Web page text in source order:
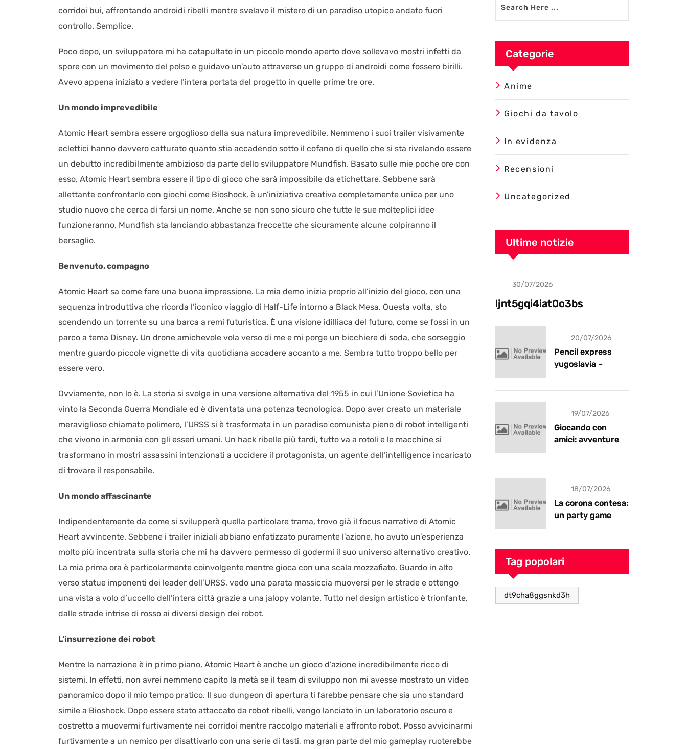
corridoi bui, affrontando androidi ribelli mentre svelavo il mistero di un paradiso utopico andato fuori
controllo. Semplice.
Poco dopo, un sviluppatore mi ha catapultato in un piccolo mondo aperto dove sollevavo mostri infetti da
spore con un movimento del polso e guidavo un’auto attraverso un gruppo di androidi come fossero birilli.
Avevo appena iniziato a vedere l’intera portata del progetto in quelle prime tre ore.
Un mondo imprevedibile
Atomic Heart sembra essere orgoglioso della sua natura imprevedibile. Nemmeno i suoi trailer visivamente
eclettici hanno davvero catturato quanto stia accadendo sotto il cofano di quello che si sta rivelando essere
un debutto incredibilmente ambizioso da parte dello sviluppatore Mundfish. Basato sulle mie poche ore con
esso, Atomic Heart sembra essere il tipo di gioco che sarà impossibile da etichettare. Sebbene sarà
allettante confrontarlo con giochi come Bioshock, è un’iniziativa creativa completamente unica per uno
studio nuovo che cerca di farsi un nome. Anche se non sono sicuro che tutte le sue molteplici idee
funzioneranno, Mundfish sta lanciando abbastanza freccette che sicuramente alcune colpiranno il
bersaglio.
Benvenuto, compagno
Atomic Heart sa come fare una buona impressione. La mia demo inizia proprio all’inizio del gioco, con una
sequenza introduttiva che ricorda l’iconico viaggio di Half-Life intorno a Black Mesa. Questa volta, sto
scendendo un torrente su una barca a remi futuristica. È una visione idilliaca del futuro, come se fossi in un
parco a tema Disney. Un drone amichevole vola verso di me e mi porge un bicchiere di soda, che sorseggio
mentre guardo piccole vignette di vita quotidiana accadere accanto a me. Sembra tutto troppo bello per
essere vero.
Ovviamente, non lo è. La storia si svolge in una versione alternativa del 1955 in cui l’Unione Sovietica ha
vinto la Seconda Guerra Mondiale ed è diventata una potenza tecnologica. Dopo aver creato un materiale
meraviglioso chiamato polimero, l’URSS si è trasformata in un paradiso comunista pieno di robot intelligenti
che vivono in armonia con gli esseri umani. Un hack ribelle più tardi, tutto va a rotoli e le macchine si
trasformano in mostri assassini intenzionati a uccidere il protagonista, un agente dell’intelligence incaricato
di trovare il responsabile.
Un mondo affascinante
Indipendentemente da come si svilupperà quella particolare trama, trovo già il focus narrativo di Atomic
Heart avvincente. Sebbene i trailer iniziali abbiano enfatizzato puramente l’azione, ho avuto un’esperienza
molto più incentrata sulla storia che mi ha davvero permesso di godermi il suo universo alternativo creativo.
La mia prima ora è particolarmente coinvolgente mentre gioca con una scala mozzafiato. Guardo in alto
verso statue imponenti dei leader dell’URSS, vedo una parata massiccia muoversi per le strade e ottengo
una vista a volo d’uccello dell’intera città grazie a una jalopy volante. Tutto nel design artistico è trionfante,
dalle strade intrise di rosso ai diversi design dei robot.
L’insurrezione dei robot
Mentre la narrazione è in primo piano, Atomic Heart è anche un gioco d’azione incredibilmente ricco di
sistemi. In effetti, non avrei nemmeno capito la metà se il team di sviluppo non mi avesse mostrato un video
panoramico dopo il mio tempo pratico. Il suo dungeon di apertura ti farebbe pensare che sia uno standard
simile a Bioshock. Dopo essere stato attaccato da robot ribelli, vengo lanciato in un laboratorio oscuro e
costretto a muovermi furtivamente nei corridoi mentre raccolgo materiali e affronto robot. Posso avvicinarmi
furtivamente a un nemico per disattivarlo con una serie di tasti, ma gran parte del mio gameplay ruoterebbe
Categorie
Anime
Giochi da tavolo
In evidenza
Recensioni
Uncategorized
Ultime notizie
Uncategorized
30/07/2026
ljnt5gqi4iat0o3bs
20/07/2026
Pencil express
yugoslavia –
19/07/2026
Giocando con
amici: avventure e
18/07/2026
La corona contesa:
un party game
Tag popolari
dt9cha8ggsnkd3h